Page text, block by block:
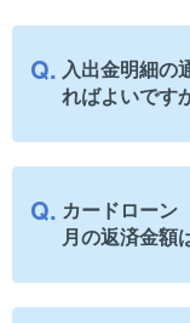
入出金明細の
ればよいです
カードローン
月の返済金額